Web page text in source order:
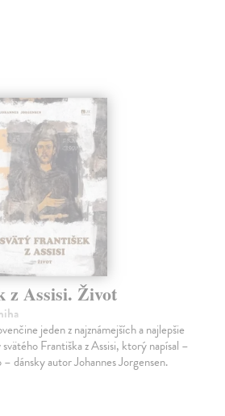
z Assisi. Život
jeden z najznámejších a najlepšie
Františka z Assisi, ktorý napísal –
dánsky autor Johannes Jorgensen.